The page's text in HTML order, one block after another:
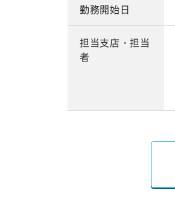
勤務開始日
担当支店・担当
者